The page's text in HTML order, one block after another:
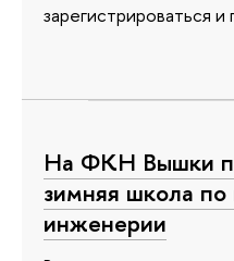
зарегистрироваться
На ФКН Вышки
зимняя школа
инженерии